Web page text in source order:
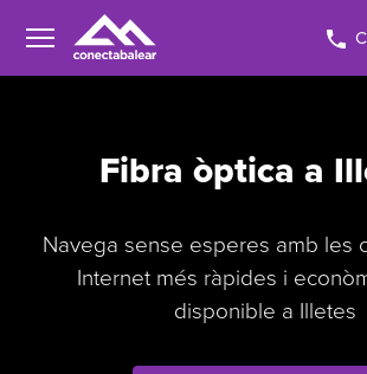
Fibra òptica a
Navega sense esperes amb les
Internet més ràpides i
disponible a Illetes